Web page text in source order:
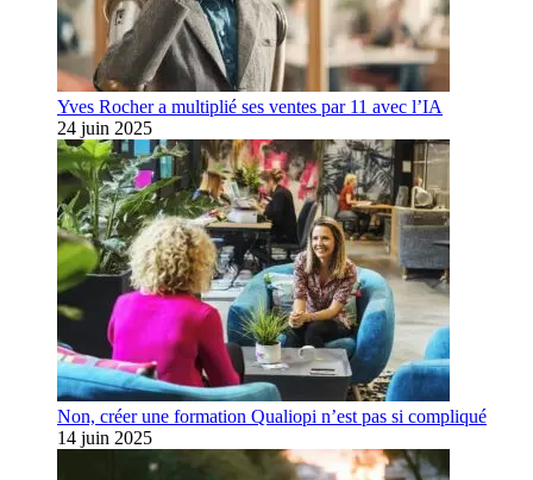
Yves Rocher a multiplié ses ventes par 11 avec l’IA
24 juin 2025
Non, créer une formation Qualiopi n’est pas si compliqué
14 juin 2025